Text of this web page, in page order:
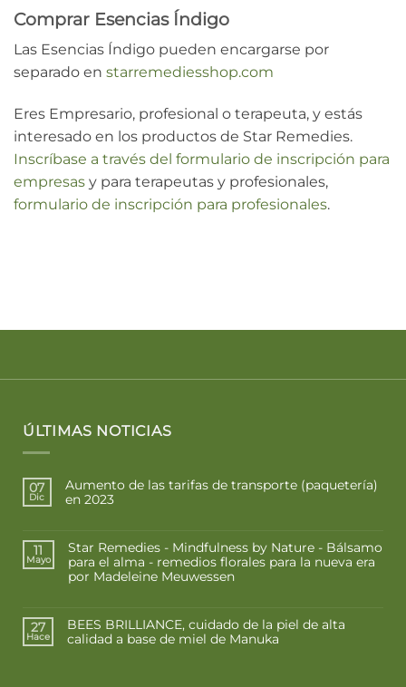
Comprar Esencias Índigo
Las Esencias Índigo pueden encargarse por
separado en starremediesshop.com
Eres Empresario, profesional o terapeuta, y estás
interesado en los productos de Star Remedies.
Inscríbase a través del formulario de inscripción para
empresas y para terapeutas y profesionales,
formulario de inscripción para profesionales.
ÚLTIMAS NOTICIAS
07
Dic
Aumento de las tarifas de transporte (paquetería)
en 2023
11
Mayo
Star Remedies - Mindfulness by Nature - Bálsamo
para el alma - remedios florales para la nueva era
por Madeleine Meuwessen
27
Hace
BEES BRILLIANCE, cuidado de la piel de alta
calidad a base de miel de Manuka